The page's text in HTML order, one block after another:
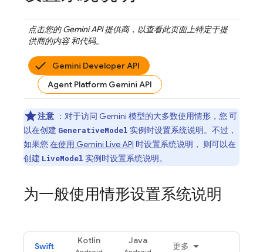
点击您的Gemini API提供商，以查看此页面上特定于提
供商的内容 和代码。
Gemini Developer API
Agent Platform Gemini API
注意 ：对于访问 Gemini 模型的大多数使用情形，您 可
以在创建 GenerativeModel 实例时设置系统说明。不过，
如果您 在使用 Gemini Live API 时设置系统说明， 则可以在
创建 LiveModel 实例时设置系统说明。
为一般使用情形设置系统说明
Swift
Kotlin Java
更多